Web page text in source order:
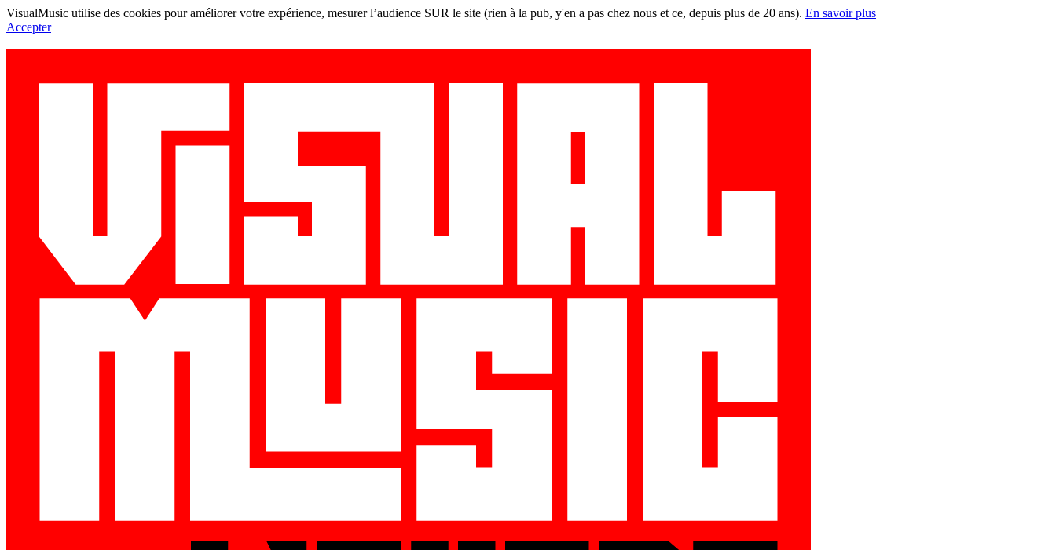
VisualMusic utilise des cookies pour améliorer votre expérience, mesurer l’audience SUR le site (rien à la pub, y'en a pas chez nous et ce, depuis plus de 20 ans). En savoir plus
Accepter